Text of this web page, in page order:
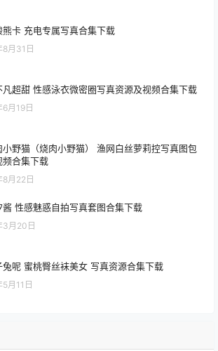
熊卡 充电专属写真合集下载
8月31日
凡超甜 性感泳衣微密圈写真资源及视频合集下载
6月19日
小野猫（烧肉小野猫） 渔网白丝萝莉控写真图包
频合集下载
8月22日
酱 性感魅惑自拍写真套图合集下载
3月20日
兔呢 蜜桃臀丝袜美女 写真资源合集下载
5月11日